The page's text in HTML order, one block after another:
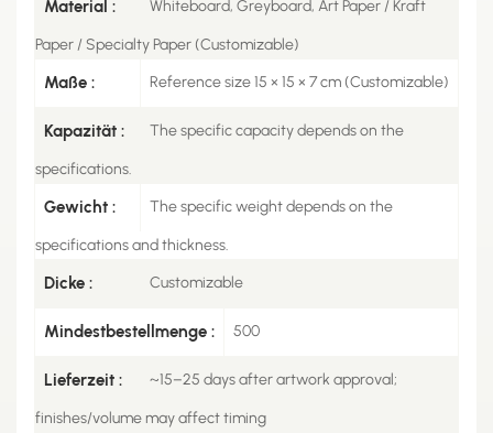
Material : Whiteboard, Greyboard, Art Paper / Kraft
Paper / Specialty Paper (Customizable)
Maße : Reference size 15 × 15 × 7 cm (Customizable)
Kapazität : The specific capacity depends on the
specifications.
Gewicht : The specific weight depends on the
specifications and thickness.
Dicke : Customizable
Mindestbestellmenge : 500
Lieferzeit : ~15–25 days after artwork approval;
finishes/volume may affect timing